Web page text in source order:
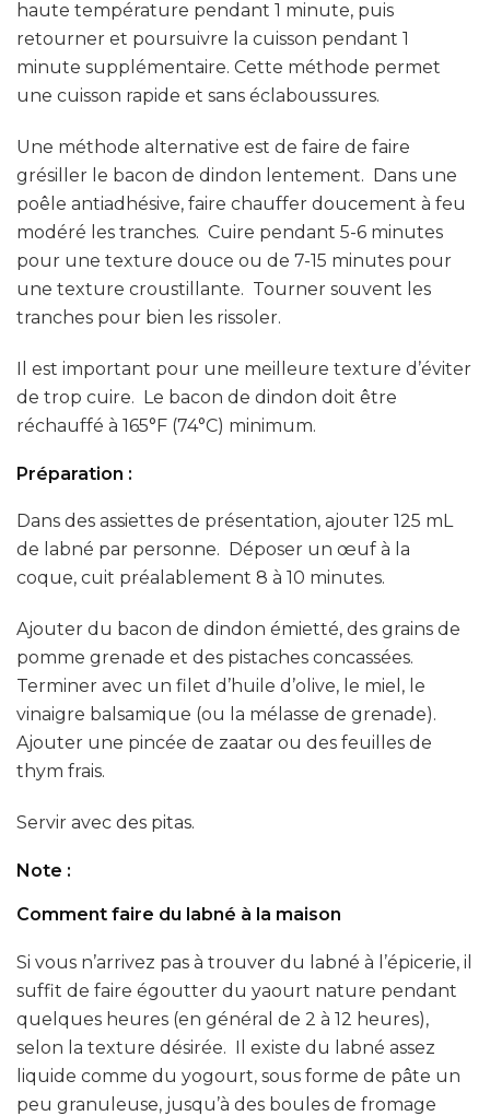
haute température pendant 1 minute, puis
retourner et poursuivre la cuisson pendant 1
minute supplémentaire. Cette méthode permet
une cuisson rapide et sans éclaboussures.
Une méthode alternative est de faire de faire
grésiller le bacon de dindon lentement. Dans une
poêle antiadhésive, faire chauffer doucement à feu
modéré les tranches. Cuire pendant 5-6 minutes
pour une texture douce ou de 7-15 minutes pour
une texture croustillante. Tourner souvent les
tranches pour bien les rissoler.
Il est important pour une meilleure texture d’éviter
de trop cuire. Le bacon de dindon doit être
réchauffé à 165°F (74°C) minimum.
Préparation :
Dans des assiettes de présentation, ajouter 125 mL
de labné par personne. Déposer un œuf à la
coque, cuit préalablement 8 à 10 minutes.
Ajouter du bacon de dindon émietté, des grains de
pomme grenade et des pistaches concassées.
Terminer avec un filet d’huile d’olive, le miel, le
vinaigre balsamique (ou la mélasse de grenade).
Ajouter une pincée de zaatar ou des feuilles de
thym frais.
Servir avec des pitas.
Note :
Comment faire du labné à la maison
Si vous n’arrivez pas à trouver du labné à l’épicerie, il
suffit de faire égoutter du yaourt nature pendant
quelques heures (en général de 2 à 12 heures),
selon la texture désirée. Il existe du labné assez
liquide comme du yogourt, sous forme de pâte un
peu granuleuse, jusqu’à des boules de fromage